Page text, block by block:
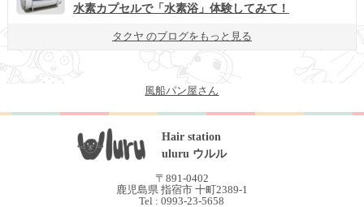
水素カプセルで「水素浴」体験してみて！
タクヤ のブログをもっと見る
風船パン屋さん
Hair station
uluru ウルル
〒891-0402
鹿児島県 指宿市 十町2389-1
Tel : 0993-23-5658